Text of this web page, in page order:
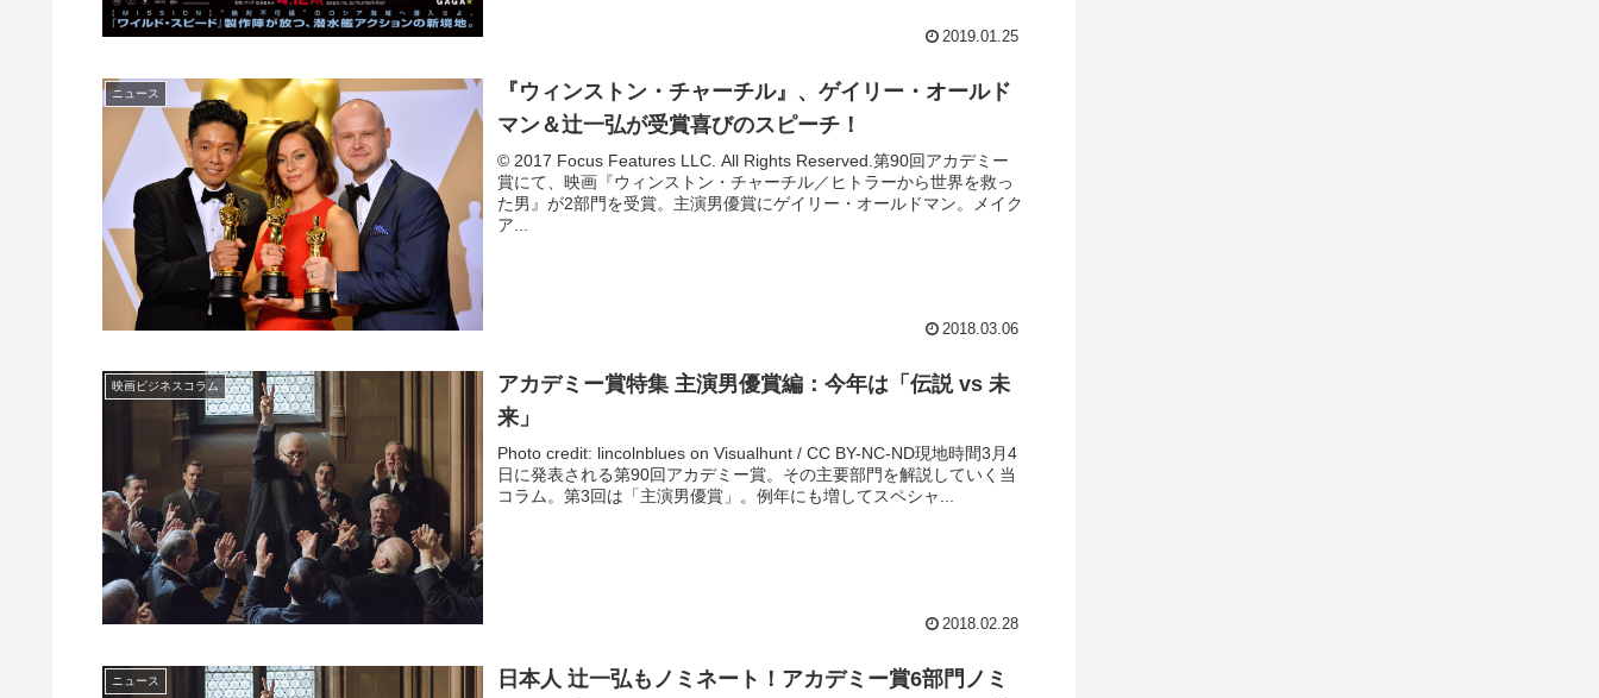
2019.01.25
ニュース
『ウィンストン・チャーチル』、ゲイリー・オールド
マン＆辻一弘が受賞喜びのスピーチ！
© 2017 Focus Features LLC. All Rights Reserved.第90回アカデミー
賞にて、映画『ウィンストン・チャーチル／ヒトラーから世界を救っ
た男』が2部門を受賞。主演男優賞にゲイリー・オールドマン。メイク
ア...
2018.03.06
映画ビジネスコラム
アカデミー賞特集 主演男優賞編：今年は「伝説 vs 未
来」
Photo credit: lincolnblues on Visualhunt / CC BY-NC-ND現地時間3月4
日に発表される第90回アカデミー賞。その主要部門を解説していく当
コラム。第3回は「主演男優賞」。例年にも増してスペシャ...
2018.02.28
ニュース
日本人 辻一弘もノミネート！アカデミー賞6部門ノミ